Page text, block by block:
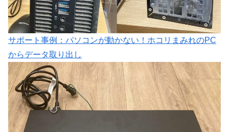
サポート事例：パソコンが動かない！ホコリまみれのPC
からデータ取り出し